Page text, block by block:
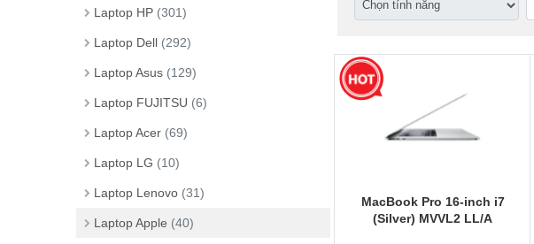
Laptop HP (301)
Laptop Dell (292)
Laptop Asus (129)
Laptop FUJITSU (6)
Laptop Acer (69)
Laptop LG (10)
Laptop Lenovo (31)
Laptop Apple (40)
MacBook Pro 16-inch i7
(Silver) MVVL2 LL/A